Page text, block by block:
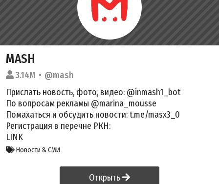
MASH
3.14M
@mash
Прислать новость, фото, видео: @inmash1_bot
По вопросам рекламы @marina_mousse
Помахаться и обсудить новости: t.me/masx3_0
Регистрация в перечне РКН:
LINK
Новости & СМИ
Открыть